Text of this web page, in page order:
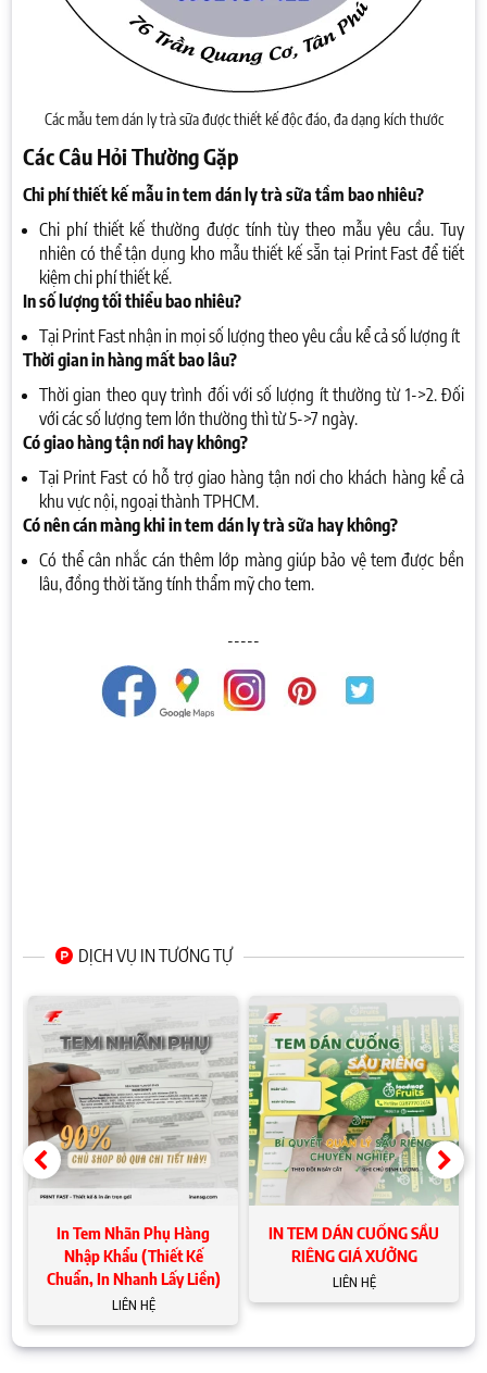
Các mẫu tem dán ly trà sữa được thiết kế độc đáo, đa dạng kích thước
Các Câu Hỏi Thường Gặp
Chi phí thiết kế mẫu in tem dán ly trà sữa tầm bao nhiêu?
Chi phí thiết kế thường được tính tùy theo mẫu yêu cầu. Tuy
nhiên có thể tận dụng kho mẫu thiết kế sẵn tại Print Fast để tiết
kiệm chi phí thiết kế.
In số lượng tối thiểu bao nhiêu?
Tại Print Fast nhận in mọi số lượng theo yêu cầu kể cả số lượng ít
Thời gian in hàng mất bao lâu?
Thời gian theo quy trình đối với số lượng ít thường từ 1->2. Đối
với các số lượng tem lớn thường thì từ 5->7 ngày.
Có giao hàng tận nơi hay không?
Tại Print Fast có hỗ trợ giao hàng tận nơi cho khách hàng kể cả
khu vực nội, ngoại thành TPHCM.
Có nên cán màng khi in tem dán ly trà sữa hay không?
Có thể cân nhắc cán thêm lớp màng giúp bảo vệ tem được bền
lâu, đồng thời tăng tính thẩm mỹ cho tem.
-----
DỊCH VỤ IN TƯƠNG TỰ
In Tem Nhãn Phụ Hàng
Nhập Khẩu (Thiết Kế
Chuẩn, In Nhanh Lấy Liền)
LIÊN HỆ
IN TEM DÁN CUỐNG SẦU
RIÊNG GIÁ XƯỞNG
LIÊN HỆ